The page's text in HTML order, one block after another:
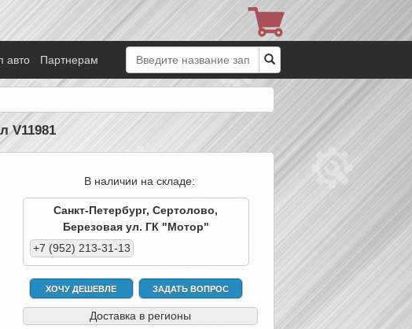
авто Партнерам
V11981
В наличии на складе:
Санкт-Петербург, Сертолово,
Березовая ул. ГК "Мотор"
+7 (952) 213-31-13
ХОЧУ ДЕШЕВЛЕ ЗАДАТЬ ВОПРОС
Доставка в регионы